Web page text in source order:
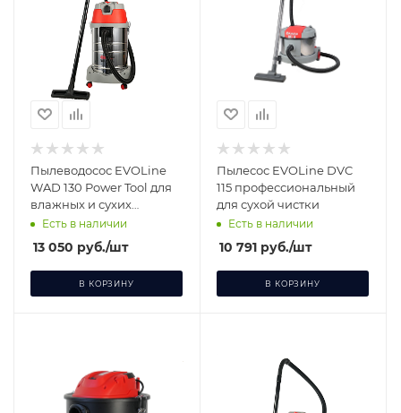
Пылеводосос EVOLine
WAD 130 Power Tool для
влажных и сухих
загрязнений
Есть в наличии
13 050 руб./шт
В КОРЗИНУ
Пылесос EVOLine DVC
115 профессиональный
для сухой чистки
Есть в наличии
10 791 руб./шт
В КОРЗИНУ